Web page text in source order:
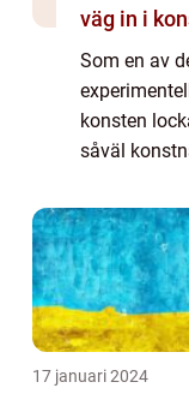
väg in i
Som en av
konsten
såväl
och motiv
sätt att u...
17 januari 2024